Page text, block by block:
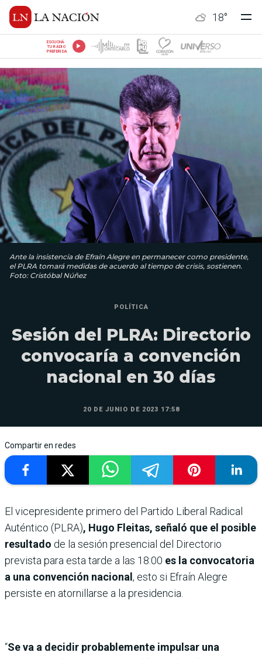
18°
ESCUCHÁ
TU RADIO
PREFERIDA
Ante la insistencia de Efraín Alegre en permanecer como presidente,
el PLRA tomará medidas de acuerdo al tiempo de crisis, sostienen.
Foto: Cristóbal Núñez
POLÍTICA
Sesión del PLRA: Directorio
convocaría a convención
nacional en 30 días
20 DE JUNIO DE 2023 17:58
Compartir en redes
El vicepresidente primero del Partido Liberal Radical
Auténtico (PLRA), Hugo Fleitas, señaló que el posible
resultado de la sesión presencial del Directorio
prevista para esta tarde a las 18:00 es la convocatoria
a una convención nacional, esto si Efraín Alegre
persiste en atornillarse a la presidencia.
“Se va a decidir probablemente impulsar una